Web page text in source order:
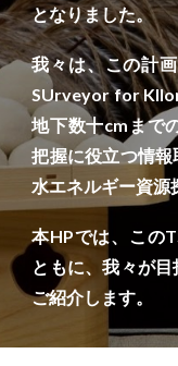
となりました。
我々は、この計
SUrveyor for
地下数十cmまで
把握に役立つ情
水エネルギー資源
本HPでは、この
ともに、我々が
ご紹介します。